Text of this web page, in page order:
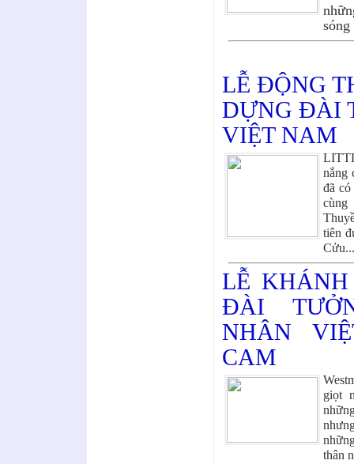
LỄ ĐỘNG
DỰNG ĐÀI
VIỆT NAM
nắng
đã
cùng
tiên
LỄ KHÁNH
ĐÀI
NHÂN
CAM
giọt